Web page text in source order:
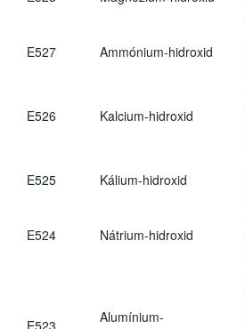
E527 Ammónium-hidroxid
E526 Kalcium-hidroxid
E525 Kálium-hidroxid
E524 Nátrium-hidroxid
E523
Alumínium-